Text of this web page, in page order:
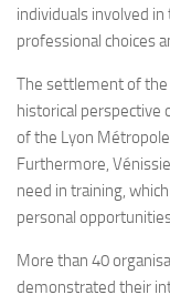
individuals involved
professional choices
The settlement of the
historical perspective
of the Lyon
Furthermore,
need in training,
personal
More than 40
demonstrated their